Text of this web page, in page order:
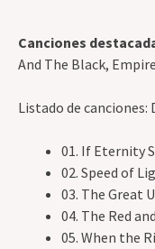
Canciones
And The Black,
Listado de canciones:
01. If Eternity
02. Speed of
03. The Great
04. The Red
05. When the